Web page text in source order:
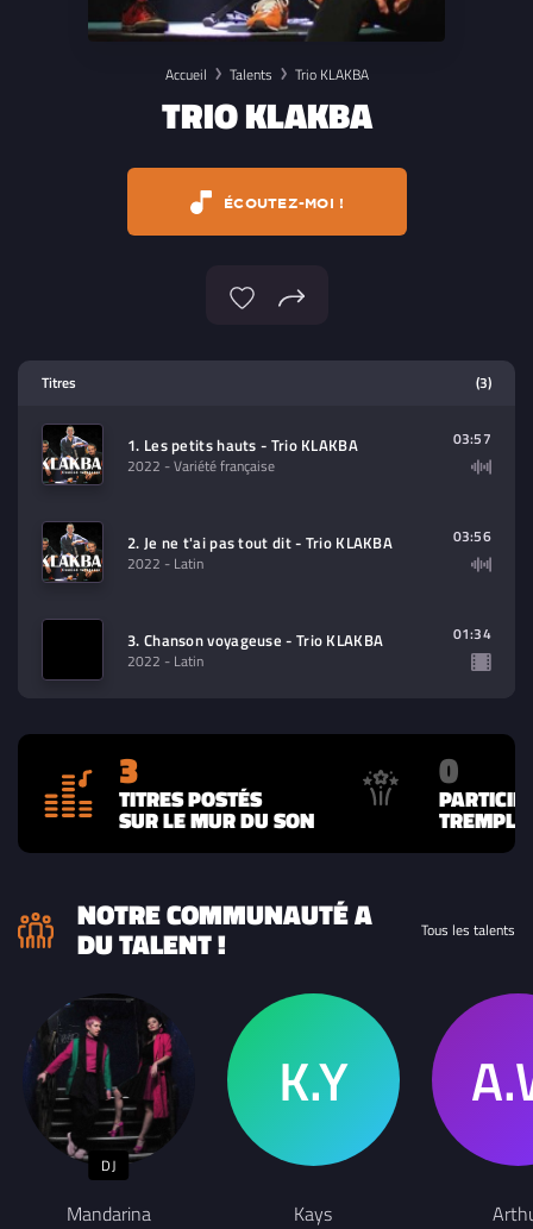
Accueil Talents Trio KLAKBA
TRIO KLAKBA
ÉCOUTEZ-MOI !
contenu à lire (audio/video)
Titres (3)
1. Les petits hauts - Trio KLAKBA
2022 - Variété française
03:57
2. Je ne t'ai pas tout dit - Trio KLAKBA
2022 - Latin
03:56
3. Chanson voyageuse - Trio KLAKBA
2022 - Latin
01:34
3
TITRES POSTÉS
SUR LE MUR DU SON
0
NOTRE COMMUNAUTÉ A
DU TALENT ! Tous les talents
DJ
Mandarina Kays